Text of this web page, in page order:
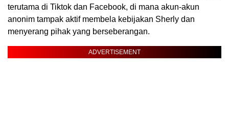
terutama di Tiktok dan Facebook, di mana akun-akun
anonim tampak aktif membela kebijakan Sherly dan
menyerang pihak yang berseberangan.
ADVERTISEMENT